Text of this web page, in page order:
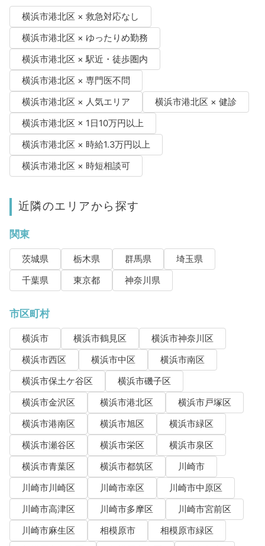
横浜市港北区 × 救急対応なし
横浜市港北区 × ゆったりめ勤務
横浜市港北区 × 駅近・徒歩圏内
横浜市港北区 × 専門医不問
横浜市港北区 × 人気エリア
横浜市港北区 × 健診
横浜市港北区 × 1日10万円以上
横浜市港北区 × 時給1.3万円以上
横浜市港北区 × 時短相談可
近隣のエリアから探す
関東
茨城県 栃木県 群馬県
埼玉県
千葉県
東京都 神奈川県
市区町村
横浜市 横浜市鶴見区
横浜市神奈川区
横浜市西区
横浜市中区
横浜市南区
横浜市保土ケ谷区
横浜市磯子区
横浜市金沢区
横浜市港北区
横浜市戸塚区
横浜市港南区
横浜市旭区
横浜市緑区
横浜市瀬谷区
横浜市栄区
横浜市泉区
横浜市青葉区
横浜市都筑区
川崎市
川崎市川崎区
川崎市幸区
川崎市中原区
川崎市高津区
川崎市多摩区
川崎市宮前区
川崎市麻生区
相模原市
相模原市緑区